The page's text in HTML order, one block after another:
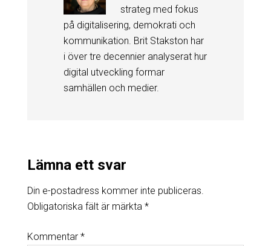
strateg med fokus
på digitalisering, demokrati och
kommunikation. Brit Stakston har
i över tre decennier analyserat hur
digital utveckling formar
samhällen och medier.
Lämna ett svar
Din e-postadress kommer inte publiceras.
Obligatoriska fält är märkta *
Kommentar *